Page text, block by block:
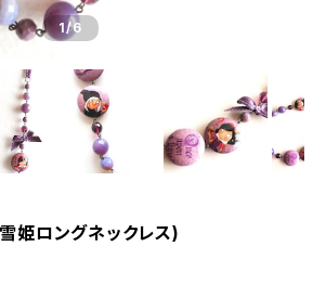
1/6
ロングネックレス)